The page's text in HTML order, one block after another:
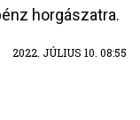
horgászatra.
2022. JÚLIUS 10. 08:55